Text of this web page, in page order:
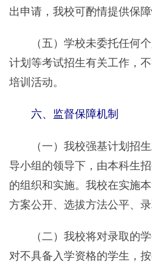
出申请，我校可酌情提供保障
（五）学校未委托任何
计划等考试招生有关工作，
培训活动。
六、监督保障机制
（一）我校强基计划招
导小组的领导下，由本科生
的组织和实施。我校在实施
方案公开、选拔方法公平、录
（二）我校将对录取的
对不具备入学资格的学生，